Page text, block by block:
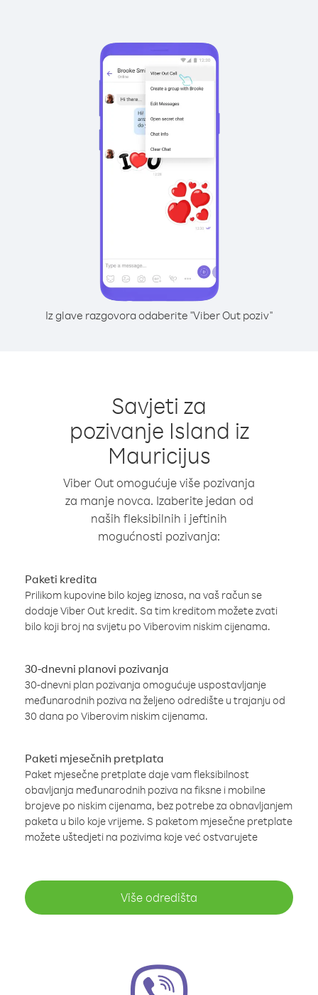
Iz glave razgovora odaberite "Viber Out poziv"
Savjeti za
pozivanje Island iz
Mauricijus
Viber Out omogućuje više pozivanja
za manje novca. Izaberite jedan od
naših fleksibilnih i jeftinih
mogućnosti pozivanja:
Paketi kredita
Prilikom kupovine bilo kojeg iznosa, na vaš račun se
dodaje Viber Out kredit. Sa tim kreditom možete zvati
bilo koji broj na svijetu po Viberovim niskim cijenama.
30-dnevni planovi pozivanja
30-dnevni plan pozivanja omogućuje uspostavljanje
međunarodnih poziva na željeno odredište u trajanju od
30 dana po Viberovim niskim cijenama.
Paketi mjesečnih pretplata
Paket mjesečne pretplate daje vam fleksibilnost
obavljanja međunarodnih poziva na fiksne i mobilne
brojeve po niskim cijenama, bez potrebe za obnavljanjem
paketa u bilo koje vrijeme. S paketom mjesečne pretplate
možete uštedjeti na pozivima koje već ostvarujete
Više odredišta